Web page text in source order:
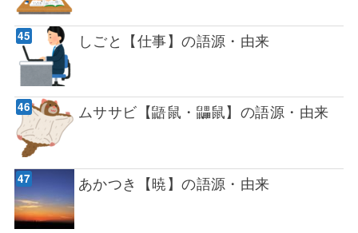
しごと【仕事】の語源・由来
ムササビ【鼯鼠・鼺鼠】の語源・由来
あかつき【暁】の語源・由来